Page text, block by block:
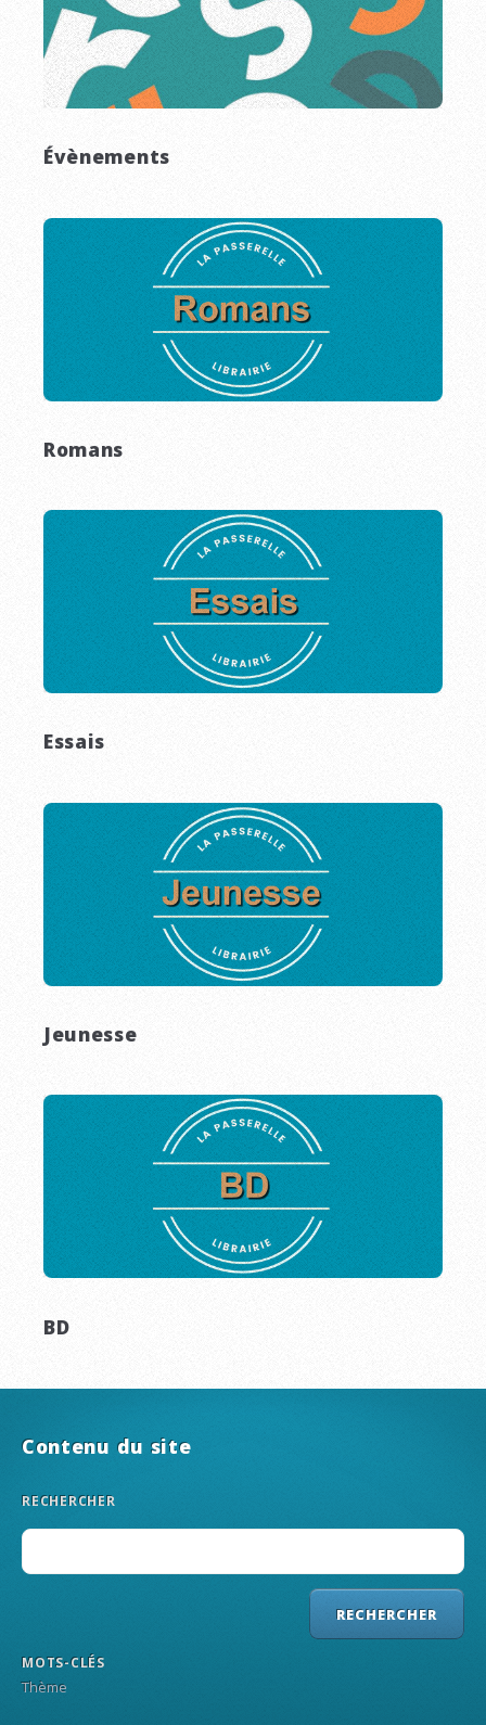
Évènements
Romans
Essais
Jeunesse
BD
Contenu du site
RECHERCHER
MOTS-CLÉS
Thème